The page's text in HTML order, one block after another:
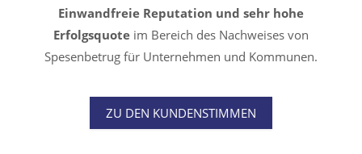
Einwandfreie Reputation und sehr hohe
Erfolgsquote im Bereich des Nachweises von
Spesenbetrug für Unternehmen und Kommunen.
ZU DEN KUNDENSTIMMEN